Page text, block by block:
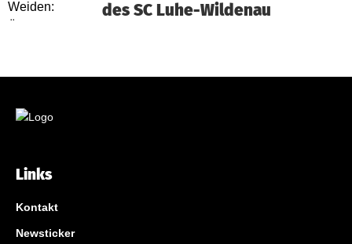
des SC Luhe-Wildenau
Links
Kontakt
Newsticker